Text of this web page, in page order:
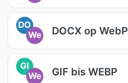
DO
We
DOCX op WebP
GI
We
GIF bis WEBP